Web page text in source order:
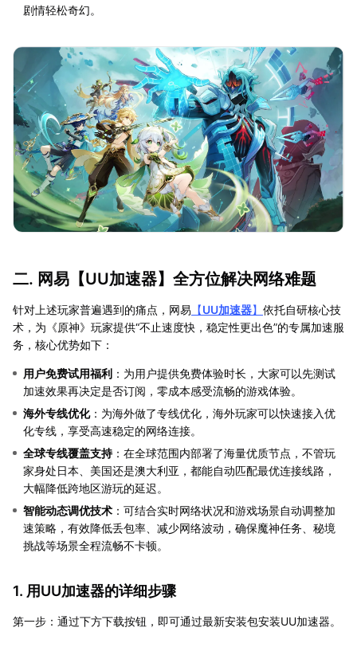
剧情轻松奇幻。
二. 网易【UU加速器】全方位解决网络难题
针对上述玩家普遍遇到的痛点，网易 【UU加速器】 依托自研核心技
术，为《原神》玩家提供“不止速度快，稳定性更出色”的专属加速服
务，核心优势如下：
用户免费试用福利 ：为用户提供免费体验时长，大家可以先测试
加速效果再决定是否订阅，零成本感受流畅的游戏体验。
海外专线优化：为海外做了专线优化，海外玩家可以快速接入优
化专线，享受高速稳定的网络连接。
全球专线覆盖支持：在全球范围内部署了海量优质节点，不管玩
家身处日本、美国还是澳大利亚，都能自动匹配最优连接线路，
大幅降低跨地区游玩的延迟。
智能动态调优技术 ：可结合实时网络状况和游戏场景自动调整加
速策略，有效降低丢包率、减少网络波动，确保魔神任务、秘境
挑战等场景全程流畅不卡顿。
1. 用UU加速器的详细步骤
第一步：通过下方下载按钮，即可通过最新安装包安装UU加速器。